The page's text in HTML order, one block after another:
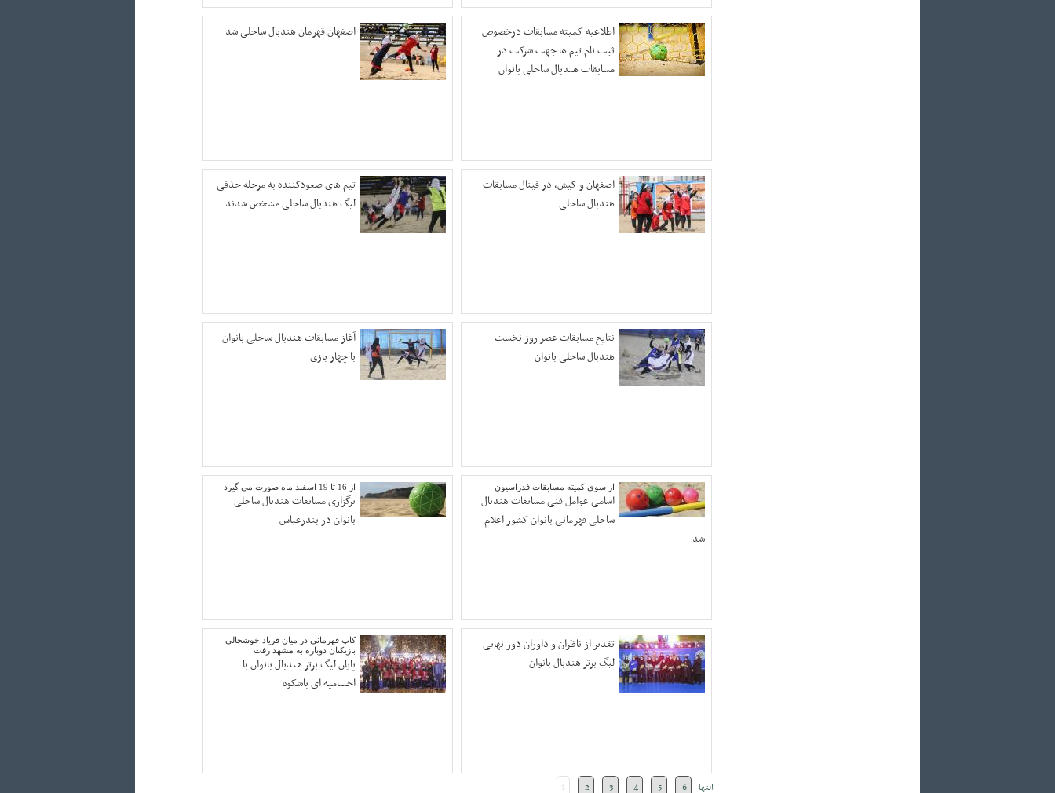
اطلاعیه کمیته مسابقات درخصوص
ثبت نام تیم ها جهت شرکت در
مسابقات هندبال ساحلی بانوان
اصفهان قهرمان هندبال ساحلی شد
اصفهان و کیش، در فینال مسابقات
هندبال ساحلی
تیم های صعودکننده به مرحله حذفی
لیگ هندبال ساحلی مشخص شدند
نتایج مسابقات عصر روز نخست
هندبال ساحلی بانوان
آغاز مسابقات هندبال ساحلی بانوان
با چهار بازی
از سوی کمیته مسابقات فدراسیون
اسامی عوامل فنی مسابقات هندبال
ساحلی قهرمانی بانوان کشور اعلام
شد
از 16 تا 19 اسفند ماه صورت می گیرد
برگزاری مسابقات هندبال ساحلی
بانوان در بندرعباس
تقدیر از ناظران و داوران دور نهایی
لیگ برتر هندبال بانوان
کاپ قهرمانی در میان فریاد خوشحالی
بازیکنان دوباره به مشهد رفت
پایان لیگ برتر هندبال بانوان با
اختتامیه ای باشکوه
انتها 1 2 3 4 5 6